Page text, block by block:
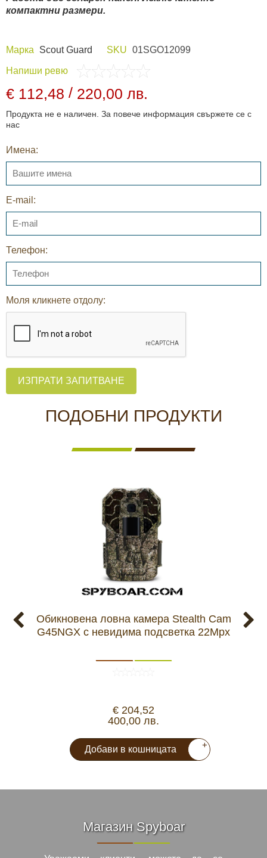
компактни размери.
Марка Scout Guard SKU 01SGO12099
Напиши ревю
€ 112,48 / 220,00 лв.
Продукта не е наличен. За повече информация свържете се с
нас
Имена:
E-mail:
Телефон:
Моля кликнете отдолу:
ИЗПРАТИ ЗАПИТВАНЕ
ПОДОБНИ ПРОДУКТИ
Обикновена ловна камера Stealth Cam
G45NGX с невидима подсветка 22Mpx
€ 204,52
400,00 лв.
Добави в кошницата +
Магазин Spyboar